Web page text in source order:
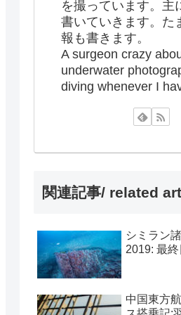
を撮っています。主
書いていきます。た
報も書きます。
A surgeon crazy
underwater
diving whenever I
関連記事/ related
シミラン
2019: 最終
中国東方